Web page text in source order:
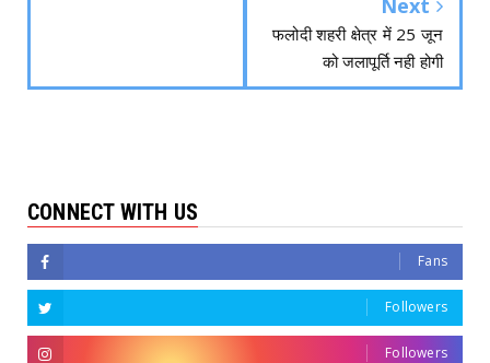
फलोदी शहरी क्षेत्र में 25 जून
को जलापूर्ति नही होगी
CONNECT WITH US
Fans
Followers
Followers